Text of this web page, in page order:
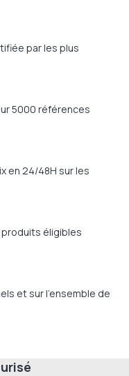
par les plus
5000 références
en 24/48H sur les
produits éligibles
et sur l'ensemble de